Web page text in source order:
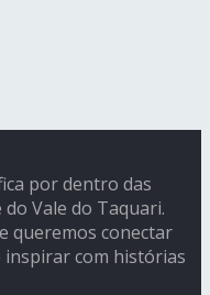
por dentro das
Vale do Taquari.
queremos conectar
inspirar com histórias